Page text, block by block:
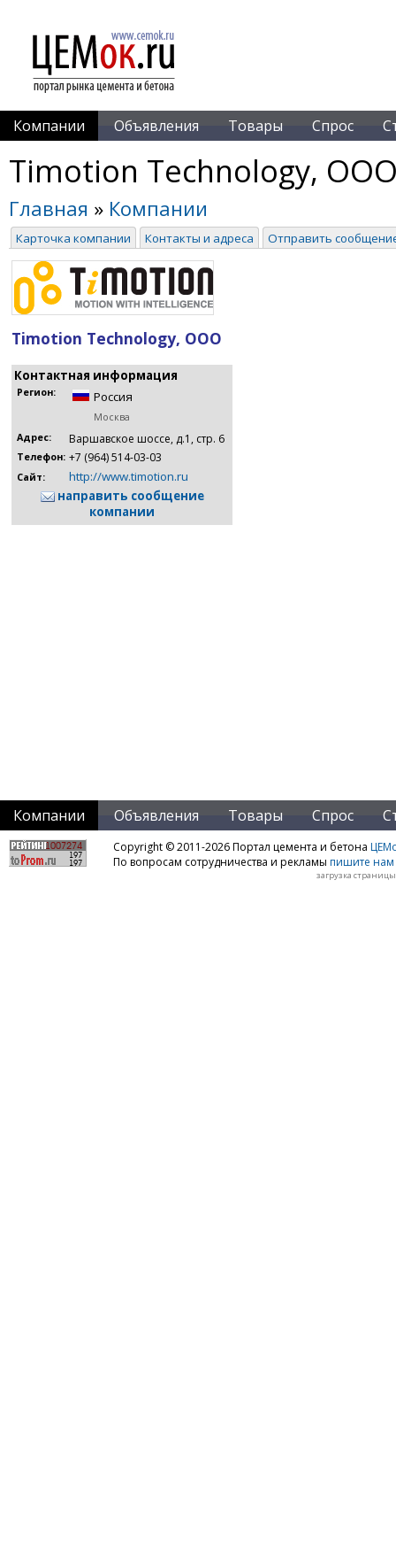
Компании Объявления Товары Спрос
Timotion Technology,
Главная » Компании
Карточка компании Контакты и адреса Отправить
Timotion Technology, ООО
Контактная информация
Регион: Россия
Москва
Адрес:
Варшавское шоссе, д.1, стр. 6
Телефон: +7 (964) 514-03-03
Сайт:
http://www.timotion.ru
направить сообщение
компании
Компании Объявления Товары Спрос
Copyright © 2011-2026 Портал цемента и бетона
По вопросам сотрудничества и рекламы пишите нам
загрузка